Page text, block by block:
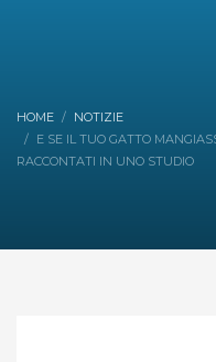
HOME
NOTIZIE
E SE IL TUO GATTO
RACCONTATI IN UNO STUDIO